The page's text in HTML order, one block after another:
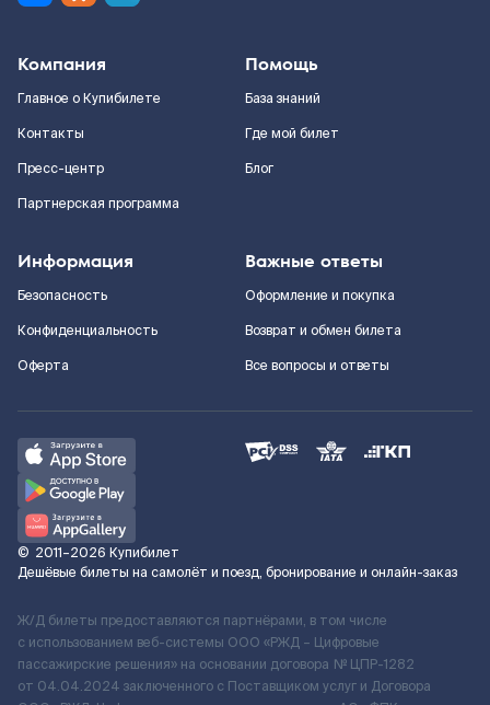
Компания
Главное о Купибилете
Контакты
Пресс-центр
Партнерская программа
Помощь
База знаний
Где мой билет
Блог
Информация
Безопасность
Конфиденциальность
Оферта
Важные ответы
Оформление и покупка
Возврат и обмен билета
Все вопросы и ответы
© 2011–2026 Купибилет
Дешёвые билеты на самолёт и поезд, бронирование и онлайн-заказ
Ж/Д билеты предоставляются партнёрами, в том числе
с использованием веб-системы ООО «РЖД – Цифровые
пассажирские решения» на основании договора № ЦПР-1282
от 04.04.2024 заключенного с Поставщиком услуг и Договора